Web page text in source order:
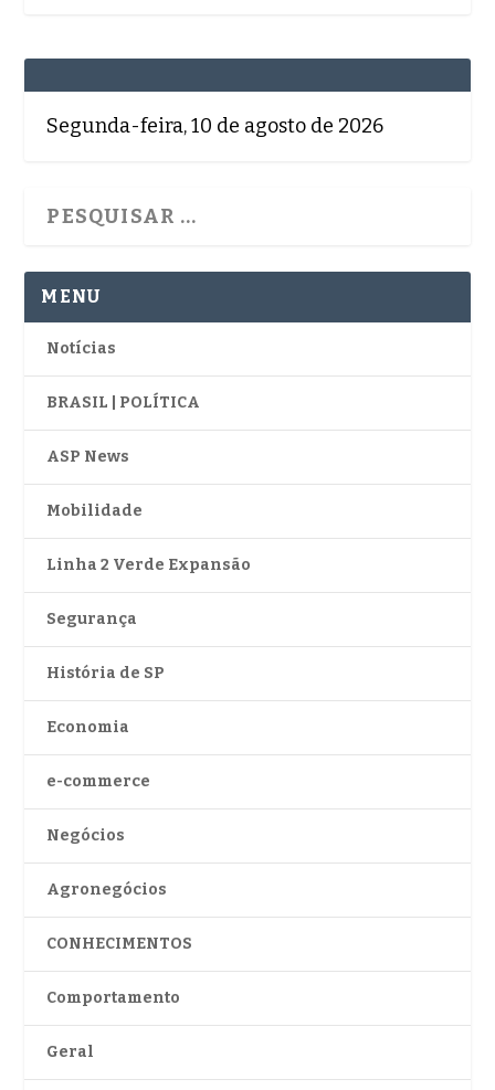
Segunda-feira, 10 de agosto de 2026
MENU
Notícias
BRASIL | POLÍTICA
ASP News
Mobilidade
Linha 2 Verde Expansão
Segurança
História de SP
Economia
e-commerce
Negócios
Agronegócios
CONHECIMENTOS
Comportamento
Geral